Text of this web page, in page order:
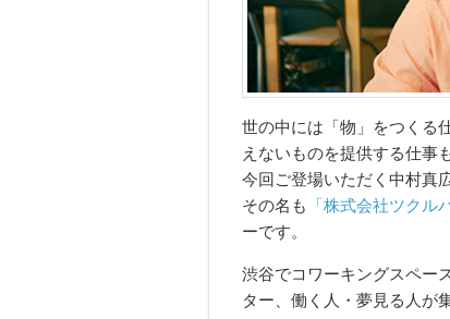
世の中には「物」をつくる
えないものを提供する仕事
今回ご登場いただく中村真
その名も
「株式会社ツクル
ーです。
渋谷でコワーキングスペー
ター、働く人・夢見る人が